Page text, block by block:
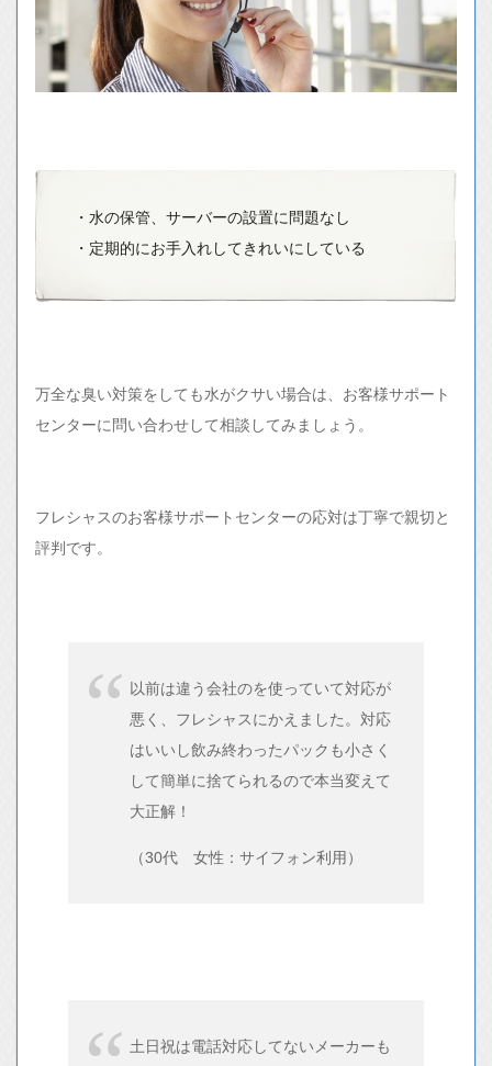
・水の保管、サーバーの設置に問題なし
・定期的にお手入れしてきれいにしている
万全な臭い対策をしても水がクサい場合は、お客様サポート
センターに問い合わせして相談してみましょう。
フレシャスのお客様サポートセンターの応対は丁寧で親切と
評判です。
以前は違う会社のを使っていて対応が
悪く、フレシャスにかえました。対応
はいいし飲み終わったパックも小さく
して簡単に捨てられるので本当変えて
大正解！
（30代 女性：サイフォン利用）
土日祝は電話対応してないメーカーも